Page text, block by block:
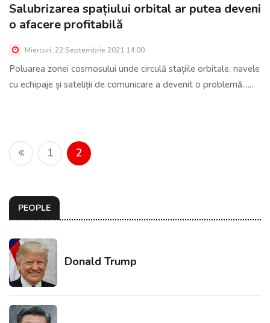
Salubrizarea spațiului orbital ar putea deveni
o afacere profitabilă
Miercuri, 22 Septembrie 2021 14:00
Poluarea zonei cosmosului unde circulă stațiile orbitale, navele
cu echipaje și sateliții de comunicare a devenit o problemă......
1 2
PEOPLE
Donald Trump